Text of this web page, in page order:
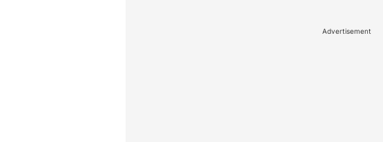
Advertisement